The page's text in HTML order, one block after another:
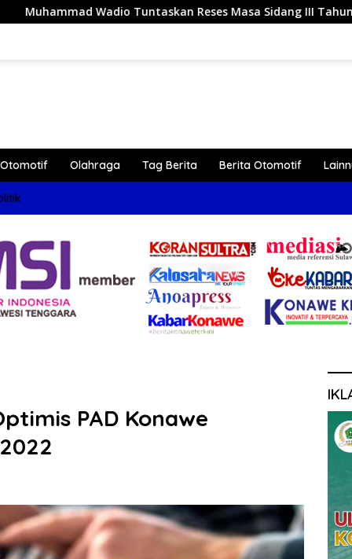
Reses Masa Sidang III Tahun 2026 di Dapil IV Konawe
Otomotif Olahraga Tag Berita Berita Otomotif
PAD Konawe